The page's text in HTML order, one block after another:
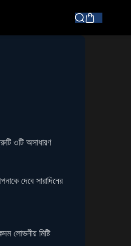
৩টি অসাধারণ
দেবে সারাদিনের
লোভনীয় মিষ্টি